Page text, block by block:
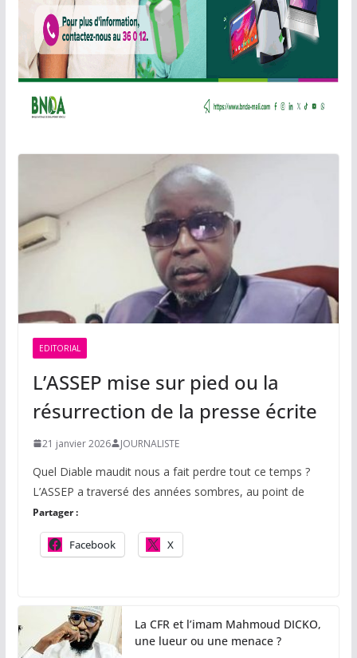
EDITORIAL
L’ASSEP mise sur pied ou la
résurrection de la presse écrite
21 janvier 2026 JOURNALISTE
Quel Diable maudit nous a fait perdre tout ce temps ?
L’ASSEP a traversé des années sombres, au point de
Partager :
Facebook X
La CFR et l’imam Mahmoud DICKO,
une lueur ou une menace ?